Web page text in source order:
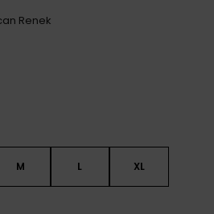
a
de
Renek
M L XL